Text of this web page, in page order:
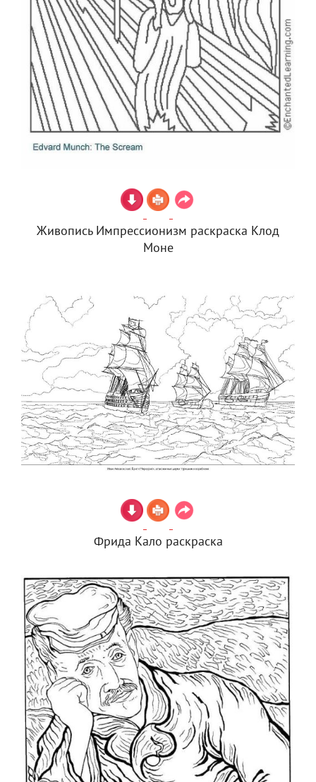
Живопись Импрессионизм раскраска Клод
Моне
Фрида Кало раскраска